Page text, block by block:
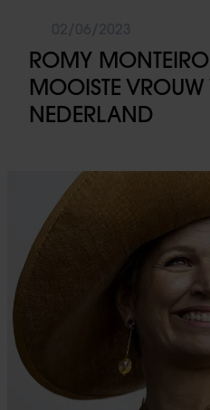
ROMY
MOOISTE VROUW
NEDERLAND